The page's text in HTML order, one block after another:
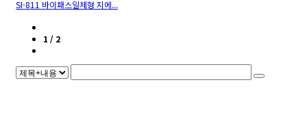
SI-811 바이패스일체형 지에...
1 / 2